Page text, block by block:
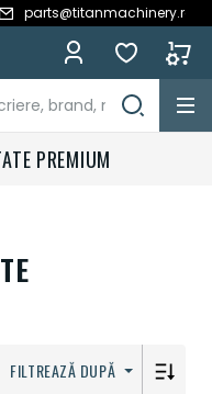
parts@titanmachinery.ro
PREMIUM
FILTREAZĂ DUPĂ